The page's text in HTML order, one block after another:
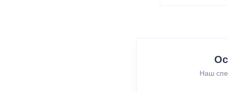
Наш